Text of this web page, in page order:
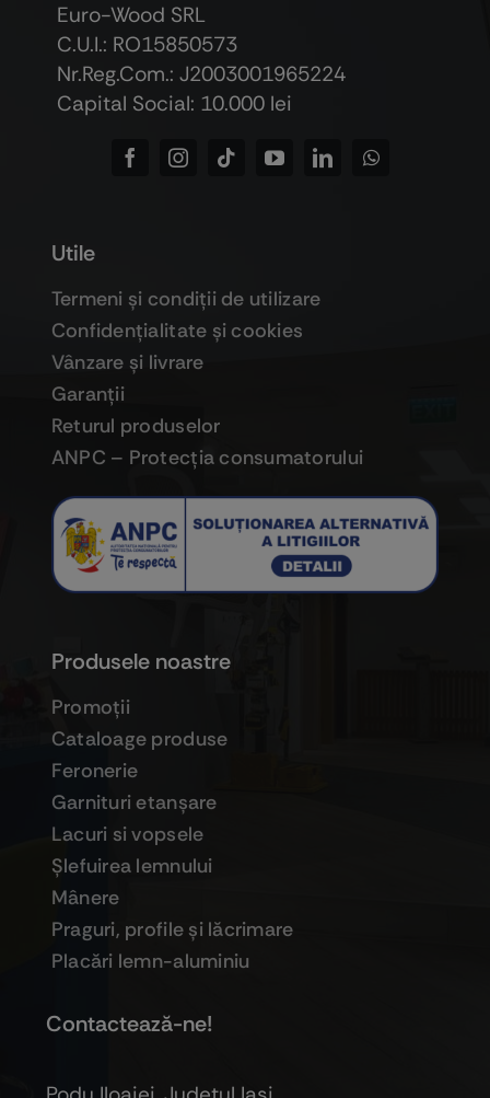
Euro-Wood SRL
C.U.I.: RO15850573
Nr.Reg.Com.: J2003001965224
Capital Social: 10.000 lei
Produsele noastre
Promoţii
Cataloage produse
Feronerie
Garnituri etanşare
Lacuri si vopsele
Şlefuirea lemnului
Mânere
Praguri, profile şi lăcrimare
Placări lemn-aluminiu
Utile
Termeni şi condiţii de utilizare
Confidenţialitate şi cookies
Vânzare şi livrare
Garanţii
Returul produselor
ANPC – Protecţia consumatorului
Contactează-ne!